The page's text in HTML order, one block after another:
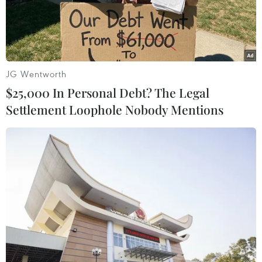
Ngày 21, 22/10: Mưa sao băng Orionids.Mưa
sao băng loại trên trung bình này có trung tâm
là chòm sao Orion. Tuy Mặt Trăng có thể can
thiệp phần nào, nhưng nếu có điều kiện quan
sát tốt bạn vẫn có thể thấy được không ít vệt
sáng của hiện tượng này ví nó sẽ có nhiều sao
băng rất sáng.
Ngày 27/10: Sao Thiên Vương tới vị trí trực
Người quan sát có thể thấy qua các kính
thiên văn và ống nhòm nghiệp dư.
Ngày 5, 6/11: Mưa sau băng Taurids.
trận mưa sao băng nhỏ với mật độ cực điểm
chưa tới 10 sao băng mỗi giờ.
Ngày 17, 18/11: Mưa sao băng Leonids.Trận
JG Wentworth
$25,000 In Personal Debt? The Legal
Settlement Loophole Nobody Mentions